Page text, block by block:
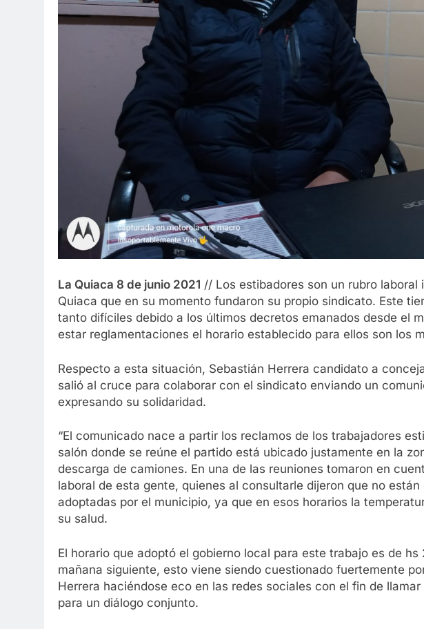
La Quiaca 8 de junio 2021 // Los estibadores son un rubro
Quiaca que en su momento fundaron su propio sindicato. Este
tanto difíciles debido a los últimos decretos emanados desde el
estar reglamentaciones el horario establecido para ellos son los
Respecto a esta situación, Sebastián Herrera candidato a
salió al cruce para colaborar con el sindicato enviando un
expresando su solidaridad.
“El comunicado nace a partir los reclamos de los trabajadores
salón donde se reúne el partido está ubicado justamente en la
descarga de camiones. En una de las reuniones tomaron en
laboral de esta gente, quienes al consultarle dijeron que no
adoptadas por el municipio, ya que en esos horarios la
su salud.
El horario que adoptó el gobierno local para este trabajo es de
mañana siguiente, esto viene siendo cuestionado fuertemente
Herrera haciéndose eco en las redes sociales con el fin de
para un diálogo conjunto.